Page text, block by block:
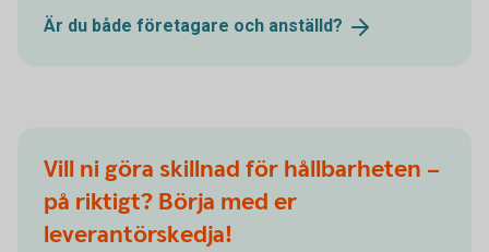
Är du både företagare och anställd?
Vill ni göra skillnad för hållbarheten –
på riktigt? Börja med er
leverantörskedja!